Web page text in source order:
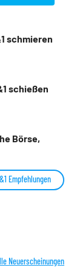
schmieren
schießen
Börse,
Empfehlungen
Neuerscheinungen